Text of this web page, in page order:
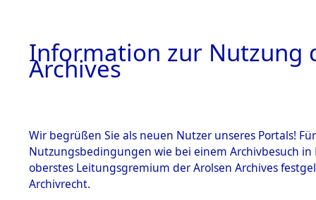
Information zur Nutzung
Archives
Wir begrüßen Sie als neuen Nutzer unseres Portals!
Nutzungsbedingungen wie bei einem Archivbesuch
oberstes Leitungsgremium der Arolsen Archives
Archivrecht.